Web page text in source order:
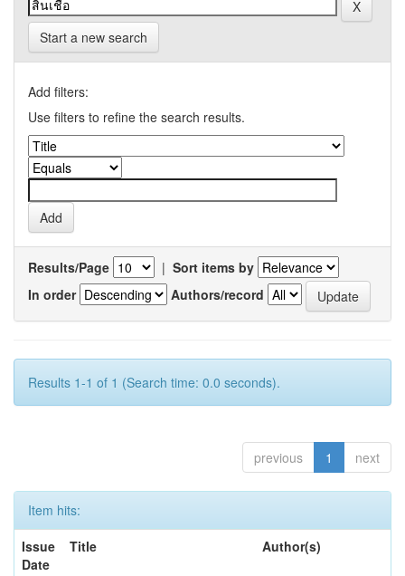
Start a new search
Add filters:
Use filters to refine the search results.
Results/Page | Sort items by
In order
Authors/record
Results 1-1 of 1 (Search time: 0.0 seconds).
previous 1 next
Item hits:
Issue
Date
Title Author(s)